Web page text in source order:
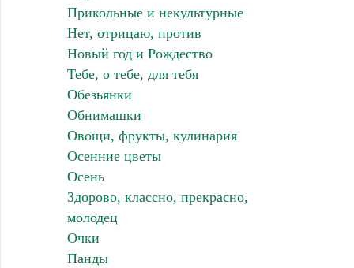
Прикольные и некультурные
Нет, отрицаю, против
Новый год и Рождество
Тебе, о тебе, для тебя
Обезьянки
Обнимашки
Овощи, фрукты, кулинария
Осенние цветы
Осень
Здорово, классно, прекрасно,
молодец
Очки
Панды